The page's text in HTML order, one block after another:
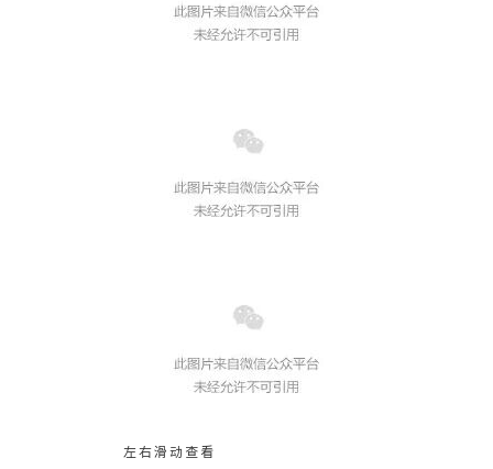
左右滑动查看